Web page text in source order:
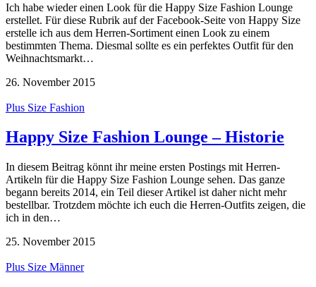
Ich habe wieder einen Look für die Happy Size Fashion Lounge
erstellet. Für diese Rubrik auf der Facebook-Seite von Happy Size
erstelle ich aus dem Herren-Sortiment einen Look zu einem
bestimmten Thema. Diesmal sollte es ein perfektes Outfit für den
Weihnachtsmarkt…
26. November 2015
Plus Size Fashion
Happy Size Fashion Lounge – Historie
In diesem Beitrag könnt ihr meine ersten Postings mit Herren-
Artikeln für die Happy Size Fashion Lounge sehen. Das ganze
begann bereits 2014, ein Teil dieser Artikel ist daher nicht mehr
bestellbar. Trotzdem möchte ich euch die Herren-Outfits zeigen, die
ich in den…
25. November 2015
Plus Size Männer